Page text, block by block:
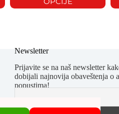
Newsletter
Prijavite se na naš newsletter
dobijali najnovija obaveštenja o
popustima!